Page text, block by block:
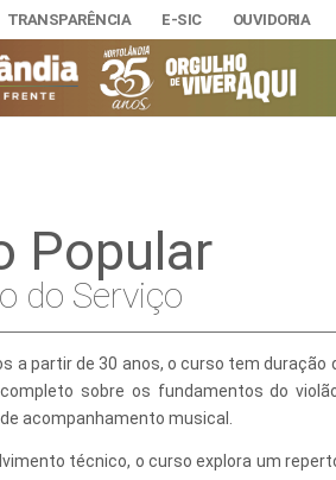
TRANSPARÊNCIA E-SIC OUVIDORIA
Assuntos
Cultura
Educação,
HINO, BRASÃO
Autoridades
Downloads
Popular
do Serviço
a partir de 30 anos, o curso tem
sobre os fundamentos do
acompanhamento musical.
técnico, o curso explora um